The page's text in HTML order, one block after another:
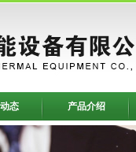
态 产品介绍